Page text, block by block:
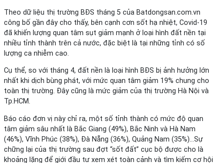
Theo dữ liệu thị trường BĐS tháng 5 của Batdongsan.com.vn
công bố gần đây cho thấy, bên cạnh cơn sốt hạ nhiệt, Covid-19
đã khiến lượng quan tâm sụt giảm mạnh ở loại hình đất nền tại
nhiều tỉnh thành trên cả nước, đặc biệt là tại những tỉnh có số
lượng ca nhiễm cao.
Cụ thể, so với tháng 4, đất nền là loại hình BĐS bị ảnh hưởng lớn
nhất khi dịch bùng phát, với mức quan tâm giảm 19% chung cho
toàn thị trường. Đây cũng là mức giảm của thị trường Hà Nội và
Tp.HCM.
Báo cáo đơn vị này chỉ ra, một số tỉnh thành có mức độ quan
tâm giảm sâu nhất là Bắc Giang (49%), Bắc Ninh và Hà Nam
(46%), Vĩnh Phúc (38%), Đà Nẵng (36%), Quảng Nam (35%)…Sự
chững lại của thị trường sau đợt “sốt đất” cục bộ được cho là
khoảng lặng để giới đầu tư xem xét toàn cảnh và tìm kiếm cơ hội